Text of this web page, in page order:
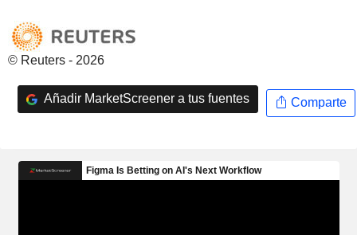
© Reuters - 2026
Añadir MarketScreener a tus fuentes Comparte